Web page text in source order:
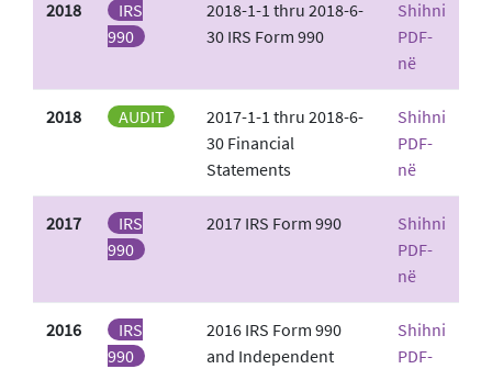
2018
IRS
990
2018-1-1 thru 2018-6-
30 IRS Form 990
Shihni
PDF-
në
2018 AUDIT
2017-1-1 thru 2018-6-
30 Financial
Statements
Shihni
PDF-
në
2017
IRS
990
2017 IRS Form 990
Shihni
PDF-
në
2016
IRS
990
2016 IRS Form 990
and Independent
Shihni
PDF-